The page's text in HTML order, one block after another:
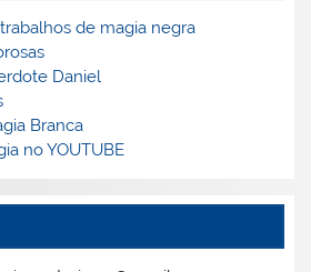
de magia negra
Daniel
Branca
no YOUTUBE